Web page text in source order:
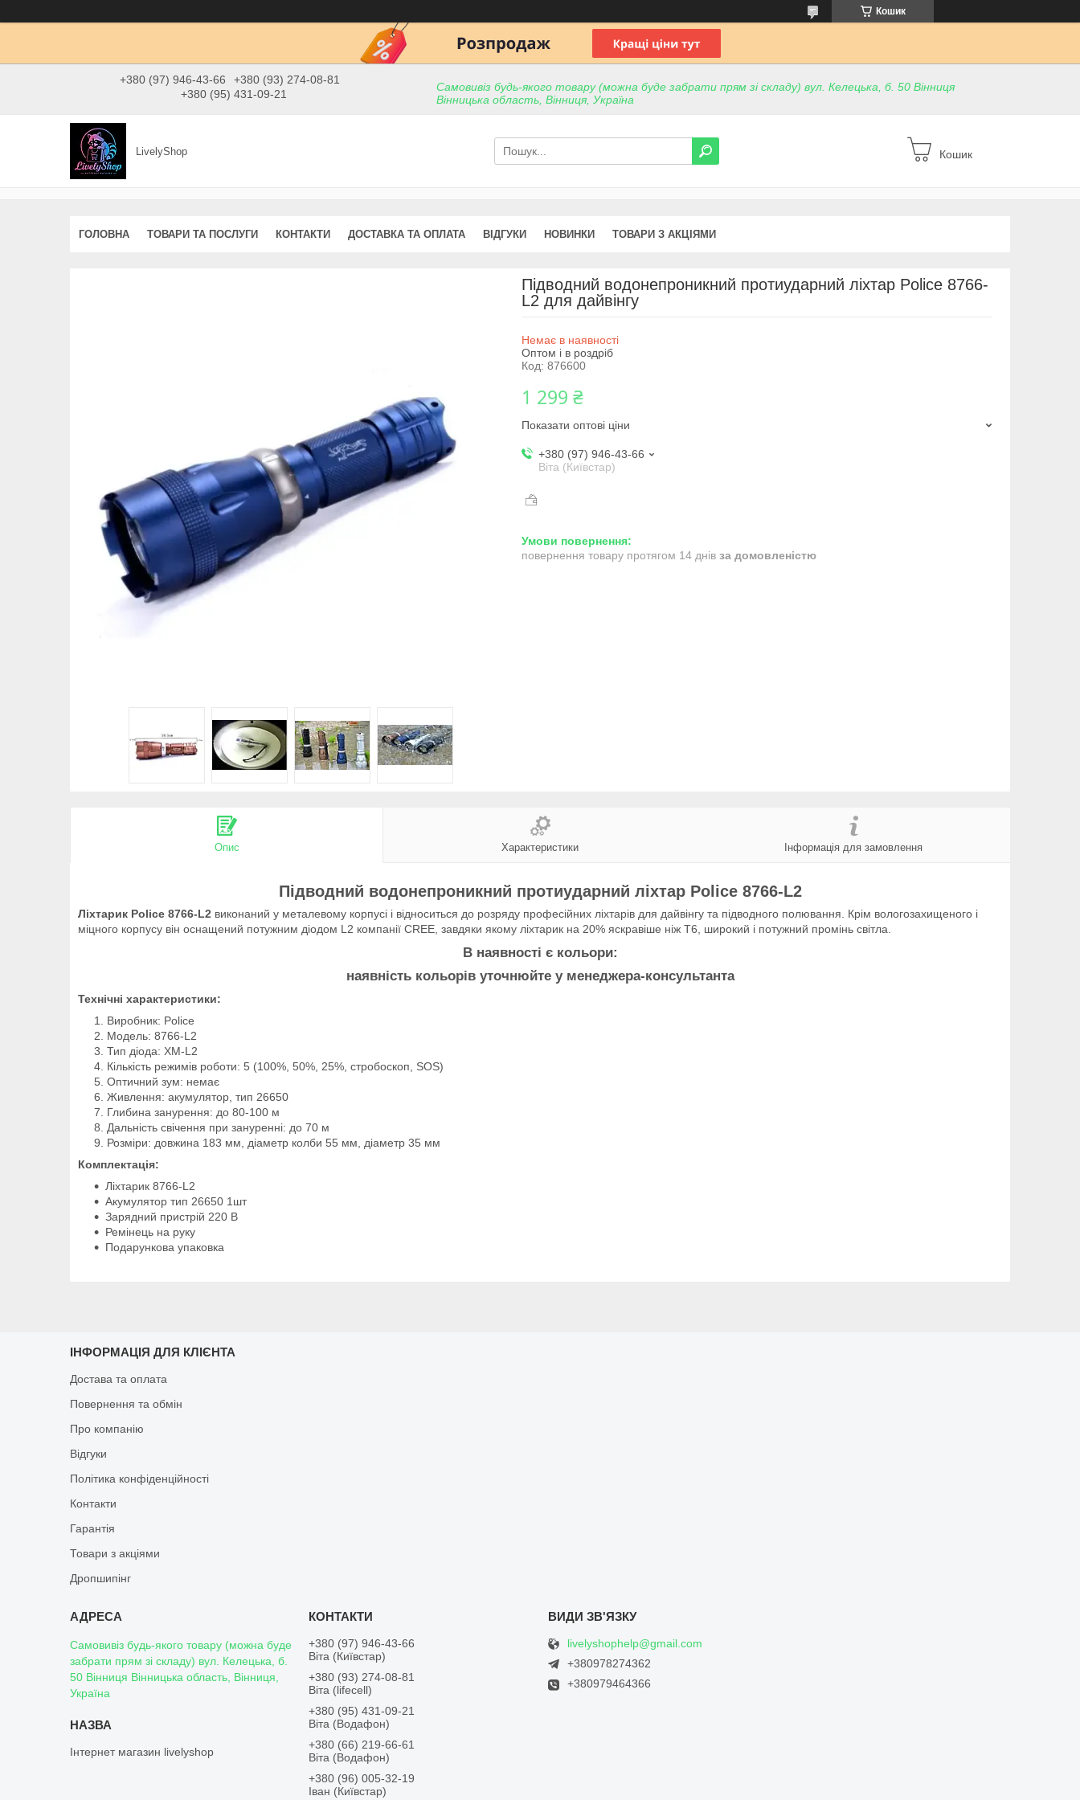
Кошик
+380 (97) 946-43-66
+380 (93) 274-08-81
+380 (95) 431-09-21
Самовивіз будь-якого товару (можна буде забрати прям зі складу) вул. Келецька, б. 50 Вінниця
Вінницька область, Вінниця, Україна
LivelyShop Кошик
ГОЛОВНА ТОВАРИ ТА ПОСЛУГИ КОНТАКТИ ДОСТАВКА ТА ОПЛАТА ВІДГУКИ НОВИНКИ ТОВАРИ З АКЦІЯМИ
Підводний водонепроникний протиударний ліхтар Police 8766-
L2 для дайвінгу
Немає в наявності
Оптом і в роздріб
Код: 876600
1 299 ₴
Показати оптові ціни
+380 (97) 946-43-66
Віта (Київстар)
повернення товару протягом 14 днів за домовленістю
Опис Характеристики Інформація для замовлення
Підводний водонепроникний протиударний ліхтар Police 8766-L2
Ліхтарик Police 8766-L2 виконаний у металевому корпусі і відноситься до розряду професійних ліхтарів для дайвінгу та підводного полювання. Крім вологозахищеного і
міцного корпусу він оснащений потужним діодом L2 компанії CREE, завдяки якому ліхтарик на 20% яскравіше ніж T6, широкий і потужний промінь світла.
В наявності є кольори:
наявність кольорів уточнюйте у менеджера-консультанта
Технічні характеристики:
Виробник: Police
Модель: 8766-L2
Тип діода: XM-L2
Кількість режимів роботи: 5 (100%, 50%, 25%, стробоскоп, SOS)
Оптичний зум: немає
Живлення: акумулятор, тип 26650
Глибина занурення: до 80-100 м
Дальність свічення при зануренні: до 70 м
Розміри: довжина 183 мм, діаметр колби 55 мм, діаметр 35 мм
Комплектація:
Ліхтарик 8766-L2
Акумулятор тип 26650 1шт
Зарядний пристрій 220 В
Ремінець на руку
Подарункова упаковка
ІНФОРМАЦІЯ ДЛЯ КЛІЄНТА
Достава та оплата
Повернення та обмін
Про компанію
Відгуки
Політика конфіденційності
Контакти
Гарантія
Товари з акціями
Дропшипінг
Самовивіз будь-якого товару (можна буде
забрати прям зі складу) вул. Келецька, б.
50 Вінниця Вінницька область, Вінниця,
Україна
Інтернет магазин livelyshop
+380 (97) 946-43-66
Віта (Київстар)
+380 (93) 274-08-81
Віта (lifecell)
+380 (95) 431-09-21
Віта (Водафон)
+380 (66) 219-66-61
Віта (Водафон)
+380 (96) 005-32-19
Іван (Київстар)
livelyshophelp@gmail.com
+380978274362
+380979464366